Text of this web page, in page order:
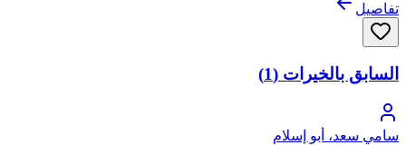
تفاصيل
السابق بالخيرات (1)
سامي سعد، أبو إسلام